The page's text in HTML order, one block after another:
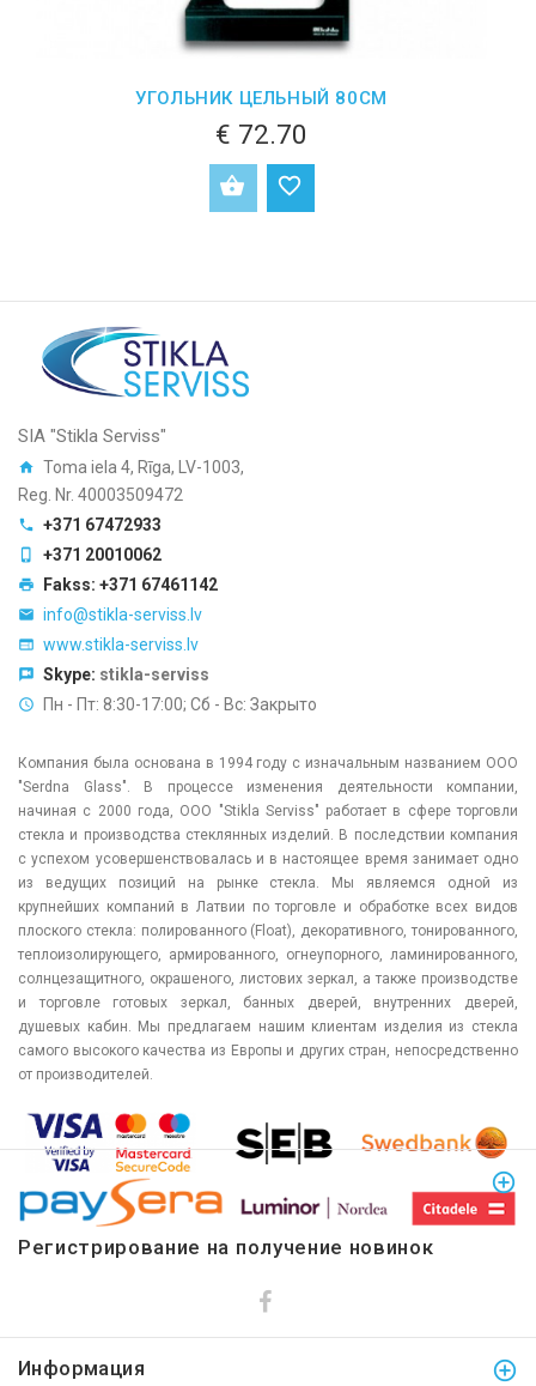
УГОЛЬНИК ЦЕЛЬНЫЙ 80СМ
€ 72.70
ДОБАВИТЬ
SIA "Stikla Serviss"
Toma iela 4, Rīga, LV-1003,
Reg. Nr. 40003509472
+371 67472933
+371 20010062
Fakss: +371 67461142
info@stikla-serviss.lv
www.stikla-serviss.lv
Skype: stikla-serviss
Пн - Пт: 8:30-17:00; Сб - Вс: Закрыто
Компания была основана в 1994 году с изначальным названием ООО
"Serdna Glass". В процессе изменения деятельности компании,
начиная с 2000 года, ООО "Stikla Serviss" работает в сфере торговли
стекла и производства стеклянных изделий. В последствии компания
с успехом усовершенствовалась и в настоящее время занимает одно
из ведущих позиций на рынке стекла. Мы являемся одной из
крупнейших компаний в Латвии по торговле и обработке всех видов
плоского стекла: полированного (Float), декоративного, тонированного,
теплоизолирующего, армированного, огнеупорного, ламинированного,
солнцезащитного, окрашеного, листових зеркал, а также производстве
и торговле готовых зеркал, банных дверей, внутренних дверей,
душевых кабин. Мы предлагаем нашим клиентам изделия из стекла
самого высокого качества из Европы и других стран, непосредственно
от производителей.
Регистрирование на получение новинок
Информация